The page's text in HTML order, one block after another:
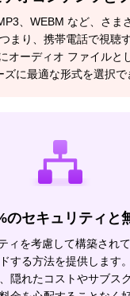
、WEBM など、さま
まり、携帯電話で視聴
オーディオ ファイルと
ズに最適な形式を選択で
のセキュリティと
ィを考慮して構築され
する方法を提供します
隠れたコストやサブス